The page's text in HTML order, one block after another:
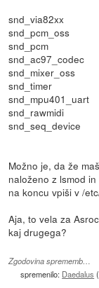
snd_via82xx
snd_pcm_oss
snd_pcm
snd_ac97_codec
snd_mixer_oss
snd_timer
snd_mpu401_uart
snd_rawmidi
snd_seq_device
Možno je, da že
naloženo z lsmod
na koncu vpiši v /
Aja, to vela za
kaj drugega?
Zgodovina sprememb…
spremenilo: Daedalus (